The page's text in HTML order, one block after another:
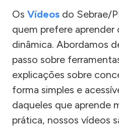
Os Vídeos do Sebrae/
quem prefere aprender
dinâmica. Abordamos
passo sobre
explicações sobre
forma simples e
daqueles que aprende
prática, nossos vídeos